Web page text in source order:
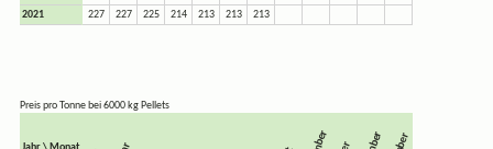
2021
227 227 225 214 213 213 213
Preis pro Tonne bei 6000 kg Pellets